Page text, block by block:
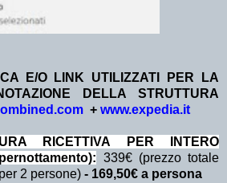
E/O LINK UTILIZZATI PER LA
DELLA STRUTTURA
+ www.expedia.it
RICETTIVA PER INTERO
339€ (prezzo totale
2 persone) - 169,50€ a persona